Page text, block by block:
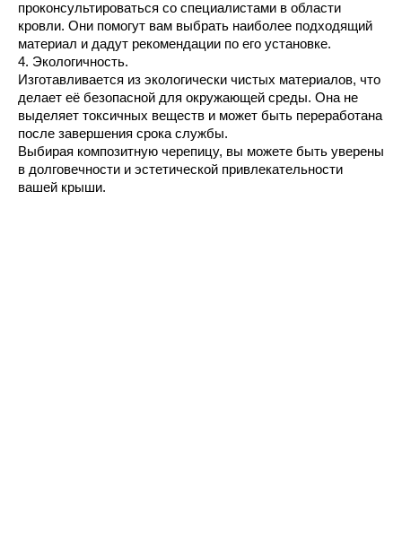
проконсультироваться со специалистами в области
кровли. Они помогут вам выбрать наиболее подходящий
материал и дадут рекомендации по его установке.
4. Экологичность.
Изготавливается из экологически чистых материалов, что
делает её безопасной для окружающей среды. Она не
выделяет токсичных веществ и может быть переработана
после завершения срока службы.
Выбирая композитную черепицу, вы можете быть уверены
в долговечности и эстетической привлекательности
вашей крыши.